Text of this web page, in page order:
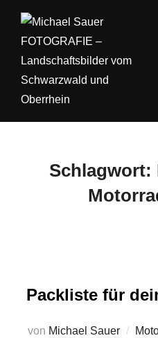
springen
Schlagwort:
Packliste für
von Michael Sauer